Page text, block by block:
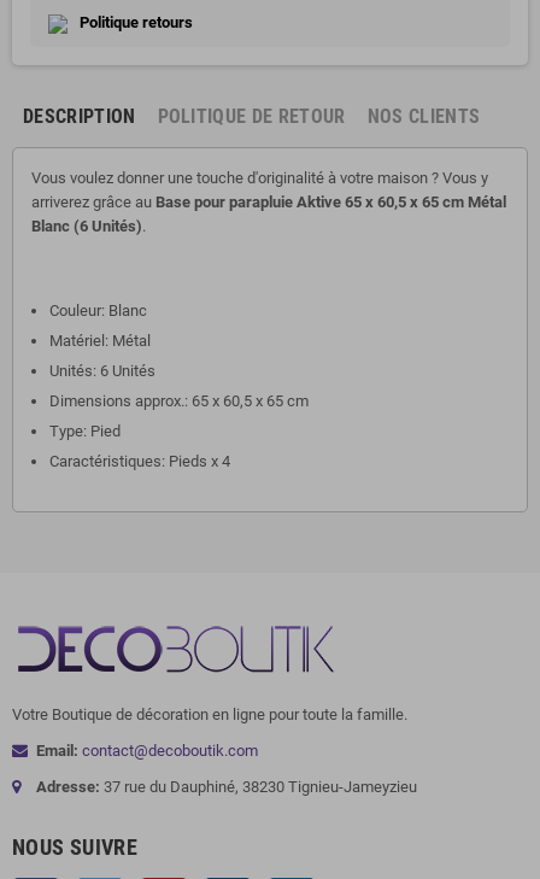
Politique retours
DESCRIPTION POLITIQUE DE RETOUR NOS CLIENTS
Vous voulez donner une touche d'originalité à votre maison ? Vous y
arriverez grâce au Base pour parapluie Aktive 65 x 60,5 x 65 cm Métal
Blanc (6 Unités).
Couleur: Blanc
Matériel: Métal
Unités: 6 Unités
Dimensions approx.: 65 x 60,5 x 65 cm
Type: Pied
Caractéristiques: Pieds x 4
Votre Boutique de décoration en ligne pour toute la famille.
Email: contact@decoboutik.com
Adresse: 37 rue du Dauphiné, 38230 Tignieu-Jameyzieu
NOUS SUIVRE